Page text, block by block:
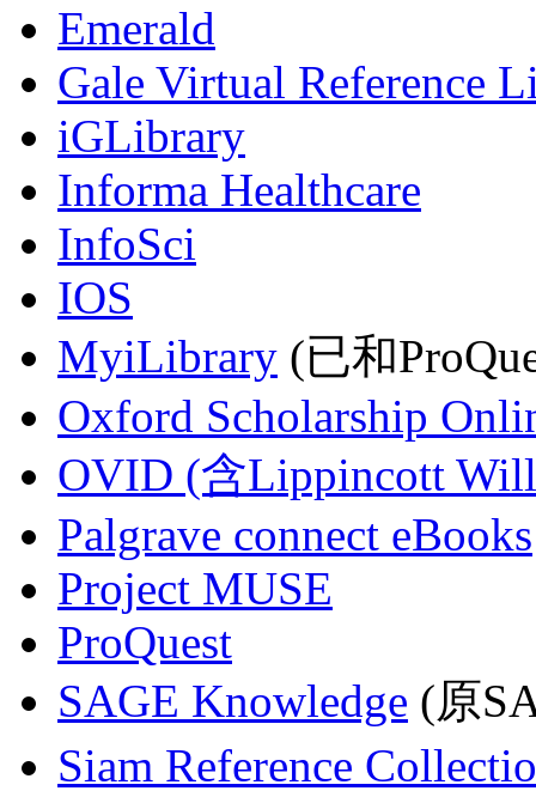
Emerald
Gale Virtual Reference
iGLibrary
Informa Healthcare
InfoSci
IOS
MyiLibrary (已和
Oxford Scholarship
OVID (含Lippincott
Palgrave connect eBooks
Project MUSE
ProQuest
SAGE Knowledge (原
Siam Reference